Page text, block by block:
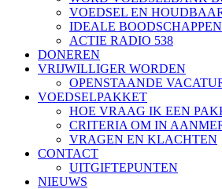
VOEDSEL EN
IDEALE
ACTIE RADIO 538
DONEREN
VRIJWILLIGER WORDEN
OPENSTAANDE
VOEDSELPAKKET
HOE VRAAG IK EEN
CRITERIA OM IN
VRAGEN EN KLACHTEN
CONTACT
UITGIFTEPUNTEN
NIEUWS